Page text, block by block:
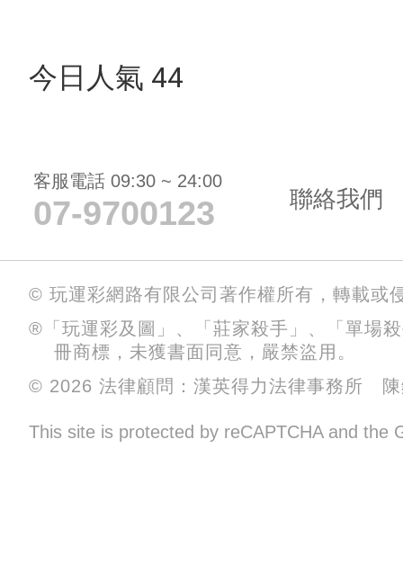
今日人氣 44
客服電話 09:30 ~ 24:00
07-9700123 聯絡我們
© 玩運彩網路有限公司著作權所有，轉載或
®「玩運彩及圖」、「莊家殺手」、「單場
冊商標，未獲書面同意，嚴禁盜用。
© 2026 法律顧問：漢英得力法律事務所 陳
This site is protected by reCAPTCHA and the